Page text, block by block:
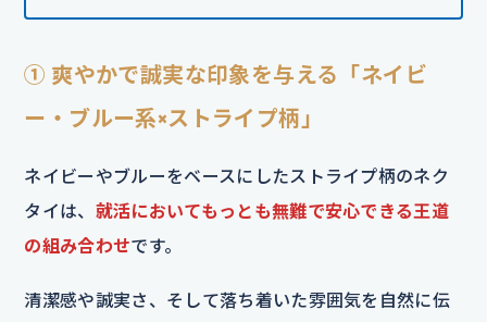
① 爽やかで誠実な印象を与える「ネイビ
ー・ブルー系×ストライプ柄」
ネイビーやブルーをベースにしたストライプ柄のネク
タイは、 就活においてもっとも無難で安心できる王道
の組み合わせです。
清潔感や誠実さ、そして落ち着いた雰囲気を自然に伝